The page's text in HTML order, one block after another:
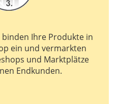
Ihre Produkte in
ein und vermarkten
und Marktplätze
Endkunden.